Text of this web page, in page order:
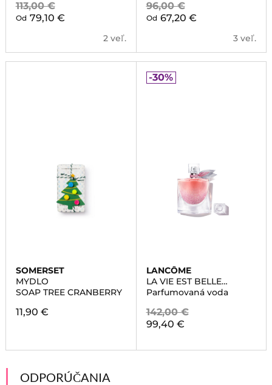
113,00 €
Od 79,10 €
2 veľ.
96,00 €
Od 67,20 €
3 veľ.
SOMERSET
MYDLO
SOAP TREE CRANBERRY
11,90 €
-30%
LANCÔME
LA VIE EST BELLE
COLLECTOR
Parfumovaná voda
142,00 €
99,40 €
ODPORÚČANIA